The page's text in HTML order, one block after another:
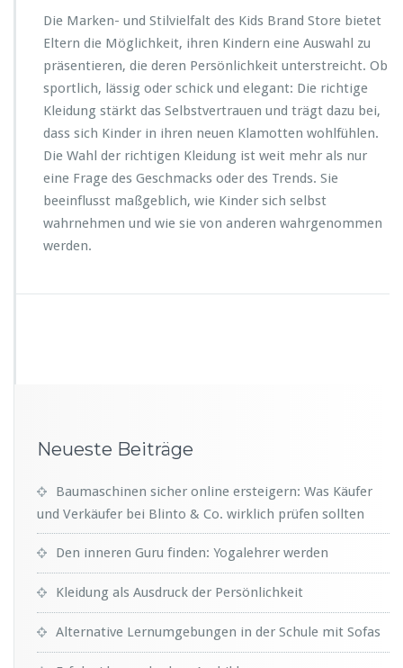
Die Marken- und Stilvielfalt des Kids Brand Store bietet
Eltern die Möglichkeit, ihren Kindern eine Auswahl zu
präsentieren, die deren Persönlichkeit unterstreicht. Ob
sportlich, lässig oder schick und elegant: Die richtige
Kleidung stärkt das Selbstvertrauen und trägt dazu bei,
dass sich Kinder in ihren neuen Klamotten wohlfühlen.
Die Wahl der richtigen Kleidung ist weit mehr als nur
eine Frage des Geschmacks oder des Trends. Sie
beeinflusst maßgeblich, wie Kinder sich selbst
wahrnehmen und wie sie von anderen wahrgenommen
werden.
Neueste Beiträge
Baumaschinen sicher online ersteigern: Was Käufer
und Verkäufer bei Blinto & Co. wirklich prüfen sollten
Den inneren Guru finden: Yogalehrer werden
Kleidung als Ausdruck der Persönlichkeit
Alternative Lernumgebungen in der Schule mit Sofas